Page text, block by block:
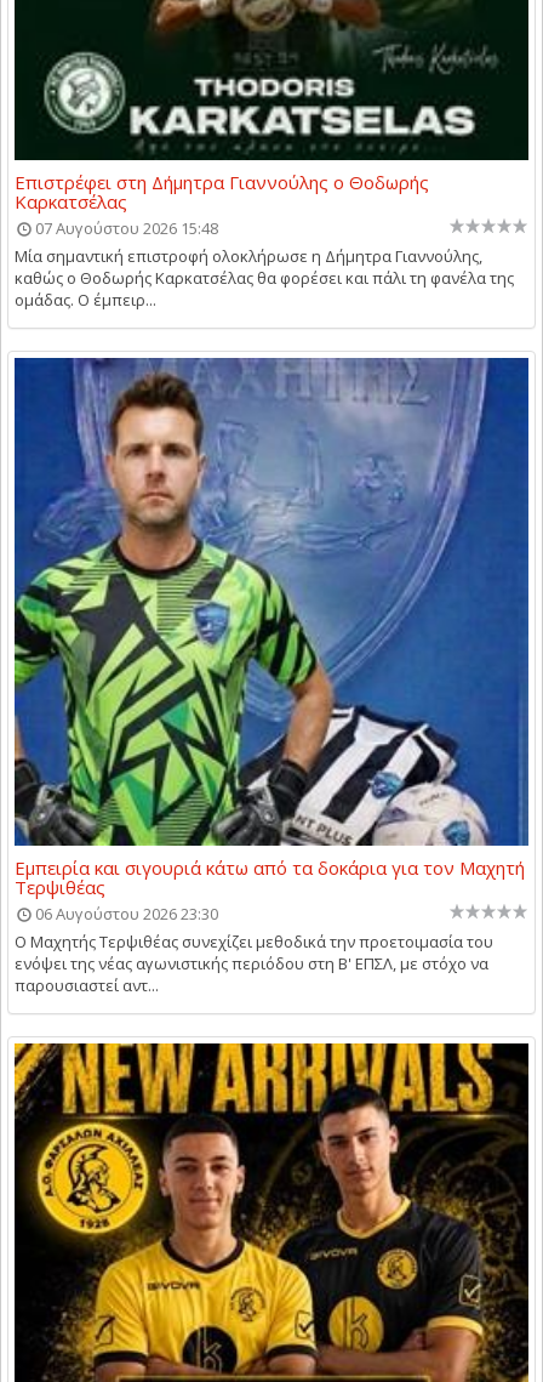
Επιστρέφει στη Δήμητρα Γιαννούλης ο Θοδωρής
Καρκατσέλας
07 Αυγούστου 2026 15:48
Μία σημαντική επιστροφή ολοκλήρωσε η Δήμητρα Γιαννούλης,
καθώς ο Θοδωρής Καρκατσέλας θα φορέσει και πάλι τη φανέλα της
ομάδας. Ο έμπειρ...
Εμπειρία και σιγουριά κάτω από τα δοκάρια για τον Μαχητή
Τερψιθέας
06 Αυγούστου 2026 23:30
Ο Μαχητής Τερψιθέας συνεχίζει μεθοδικά την προετοιμασία του
ενόψει της νέας αγωνιστικής περιόδου στη Β' ΕΠΣΛ, με στόχο να
παρουσιαστεί αντ...